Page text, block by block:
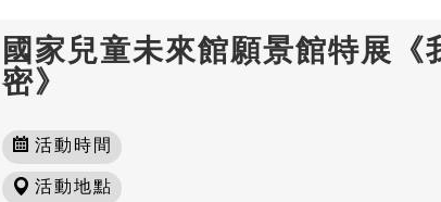
國家兒童未來館願景館特展《
密》
活動時間
活動地點